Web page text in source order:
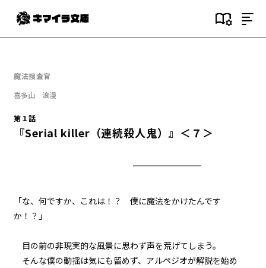
目次
『Serial killer（連続殺人鬼）』
＜４＞
魔法捜査官
喜多山 浪漫
第１話
『Serial killer（連続殺人鬼）』＜７＞
「な、何ですか、これは！？ 僕に魔法をかけたんです
か！？」
目の前の非現実的な風景に思わず声を荒げてしまう。
そんな僕の動揺は気にも留めず、アルペジオが解説を始め